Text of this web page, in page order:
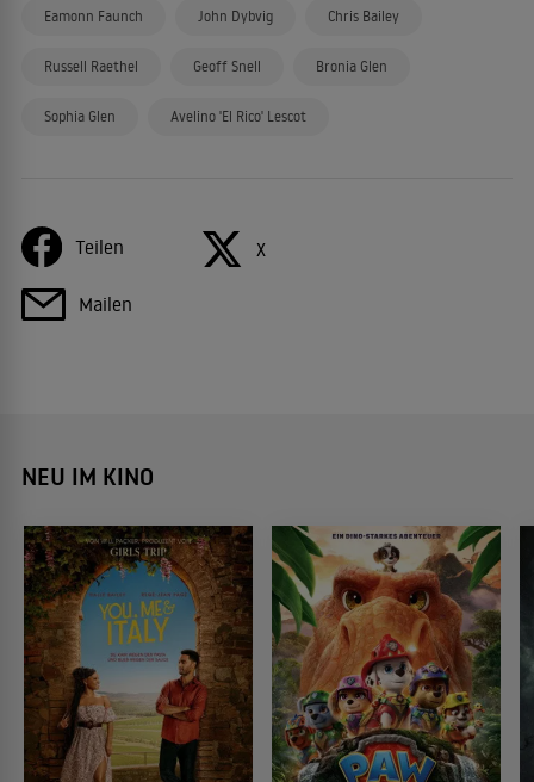
Eamonn Faunch John Dybvig Chris Bailey
Russell Raethel Geoff Snell Bronia Glen
Sophia Glen Avelino 'El Rico' Lescot
Teilen X
Mailen
NEU IM KINO